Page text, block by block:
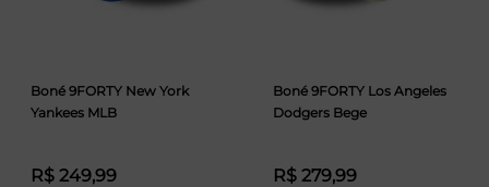
Boné 9FORTY New York
Yankees MLB
R$ 249,99
Boné 9FORTY Los Angeles
Dodgers Bege
R$ 279,99